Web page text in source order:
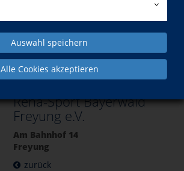
Auswahl speichern
Alle Cookies akzeptieren
Unsere Kursorte
Reha-Sport Bayerwald
Freyung e.V.
Am Bahnhof 14
Freyung
zurück